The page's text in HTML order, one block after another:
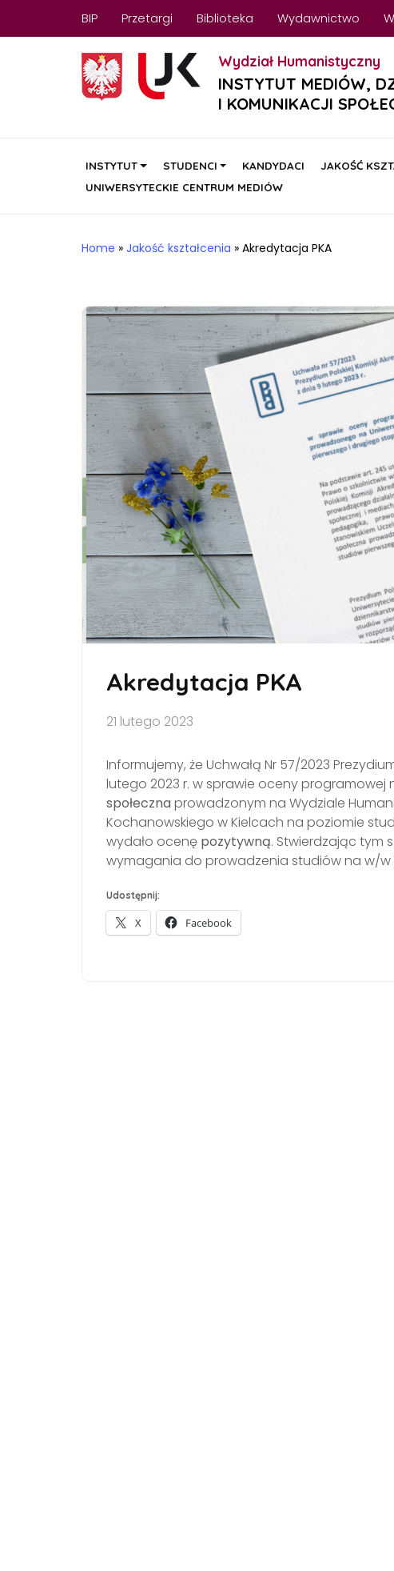
BIP Przetargi Biblioteka Wydawnictwo
Wydział Humanistyczny
INSTYTUT MEDIÓW,
I KOMUNIKACJI
INSTYTUT STUDENCI KANDYDACI JAKOŚĆ
UNIWERSYTECKIE CENTRUM MEDIÓW
Home » Jakość kształcenia » Akredytacja PKA
Akredytacja PKA
21 lutego 2023
Informujemy, że Uchwałą Nr 57/2023
lutego 2023 r. w sprawie oceny programowej
społeczna prowadzonym na Wydziale
Kochanowskiego w Kielcach na poziomie
wydało ocenę pozytywną. Stwierdzając tym
wymagania do prowadzenia studiów na w/w
Udostępnij:
X Facebook